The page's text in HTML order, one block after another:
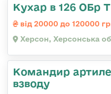
Кухар в 126 ОБр
від 20000 до 120000
Херсон, Херсонська
Командир
взводу